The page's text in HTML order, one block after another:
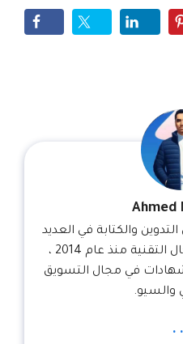
Ahmed
والكتابة في العديد
من المجالات أشهرها مجال التقنية منذ عام 2014 ،
في مجال التسويق
والسيو.